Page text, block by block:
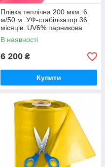
Плівка теплічна 200 мкм. 6
м/50 м. УФ-стабілізатор 36
місяців. UV6% парникова
В наявності
6 200 ₴
Купити